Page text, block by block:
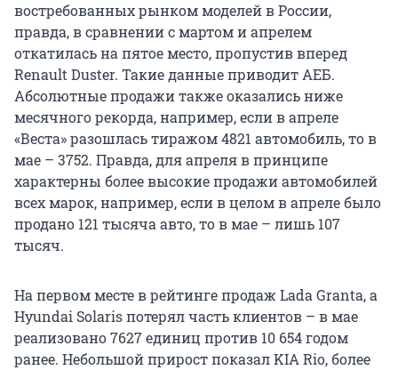
востребованных рынком моделей в России,
правда, в сравнении с мартом и апрелем
откатилась на пятое место, пропустив вперед
Renault Duster. Такие данные приводит АЕБ.
Абсолютные продажи также оказались ниже
месячного рекорда, например, если в апреле
«Веста» разошлась тиражом 4821 автомобиль, то в
мае – 3752. Правда, для апреля в принципе
характерны более высокие продажи автомобилей
всех марок, например, если в целом в апреле было
продано 121 тысяча авто, то в мае – лишь 107
тысяч.
На первом месте в рейтинге продаж Lada Granta, а
Hyundai Solaris потерял часть клиентов – в мае
реализовано 7627 единиц против 10 654 годом
ранее. Небольшой прирост показал KIA Rio, более